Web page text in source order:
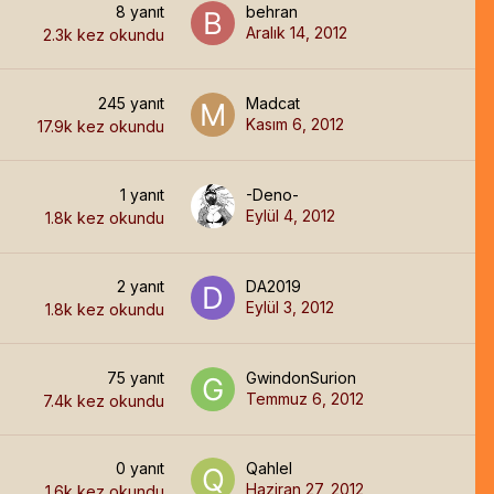
8 yanıt
2.3k kez okundu
behran
Aralık 14, 2012
245 yanıt
17.9k kez okundu
Madcat
Kasım 6, 2012
1 yanıt
1.8k kez okundu
-Deno-
Eylül 4, 2012
2 yanıt
1.8k kez okundu
DA2019
Eylül 3, 2012
75 yanıt
7.4k kez okundu
GwindonSurion
Temmuz 6, 2012
0 yanıt
Qahlel
Haziran 27, 2012